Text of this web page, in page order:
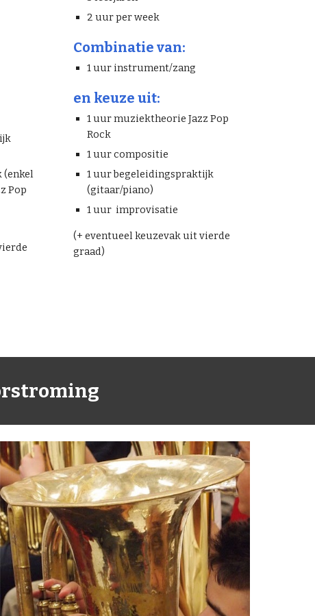
(enkel
Pop
2 uur per week
Combinatie van:
1 uur instrument/zang
en keuze uit:
1 uur muziektheorie Jazz Pop
Rock
1 uur compositie
1 uur begeleidingspraktijk
(gitaar/piano)
1 uur improvisatie
(+ eventueel keuzevak uit vierde
graad)